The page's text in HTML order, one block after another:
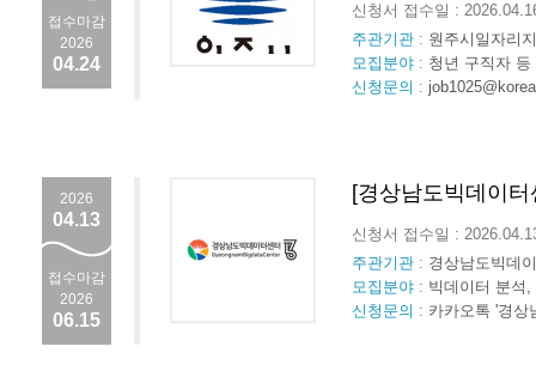
접수마감
2026
04.24
신청서 접수일 :
주관기관 : 원주시일자리
모집분야 : 청년 구직자 등
신청문의 :
2026
04.13
접수마감
2026
06.15
[경상남도빅데이
신청서 접수일 :
주관기관 : 경상남도빅데
모집분야 : 빅데이터 분석
신청문의 : 카카오톡 '경상